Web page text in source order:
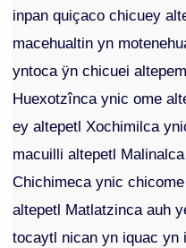
inpan quiçaco chicuey
macehualtin yn
yntoca ÿn chicuei
Huexotzînca ynic ome
ey altepetl Xochimilca
macuilli altepetl
Chichimeca ynic
altepetl Matlatzinca auh
tocaytl nican yn iquac yn